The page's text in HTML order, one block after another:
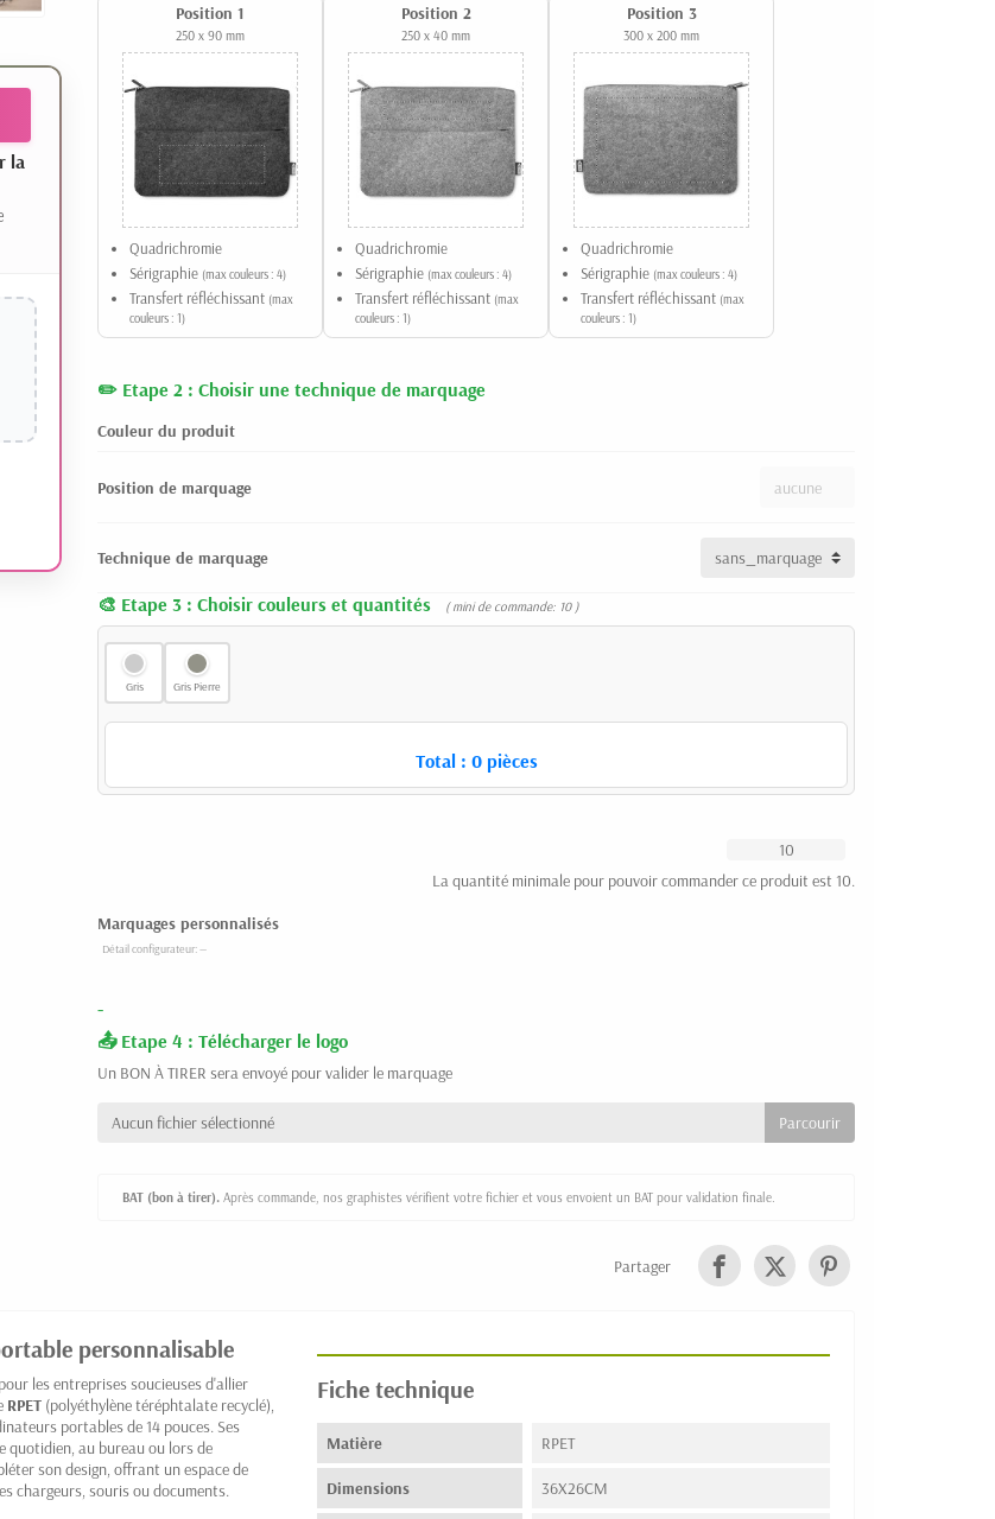
la
Position 1
250 x 90 mm
Quadrichromie
Sérigraphie (max couleurs : 4)
Transfert réfléchissant (max
couleurs : 1)
Position 2
250 x 40 mm
Quadrichromie
Sérigraphie (max couleurs : 4)
Transfert réfléchissant (max
couleurs : 1)
Position 3
300 x 200 mm
Quadrichromie
Sérigraphie (max couleurs : 4)
Transfert réfléchissant (max
couleurs : 1)
Etape 2 : Choisir une technique de marquage
Couleur du produit
Position de marquage
Technique de marquage
Etape 3 : Choisir couleurs et quantités ( mini de commande: 10 )
Gris Gris Pierre
Total : 0pièces
La quantité minimale pour pouvoir commander ce produit est 10.
Marquages personnalisés
-
Etape 4 : Télécharger le logo
Un BON À TIRER sera envoyé pour valider le marquage
Aucun fichier sélectionné
BAT (bon à tirer). Après commande, nos graphistes vérifient votre fichier et vous envoient un BAT pour validation finale.
Partager
personnalisable
les entreprises soucieuses d'allier
RPET (polyéthylène téréphtalate recyclé),
portables de 14 pouces. Ses
quotidien, au bureau ou lors de
son design, offrant un espace de
chargeurs, souris ou documents.
Fiche technique
Matière RPET
Dimensions 36X26CM